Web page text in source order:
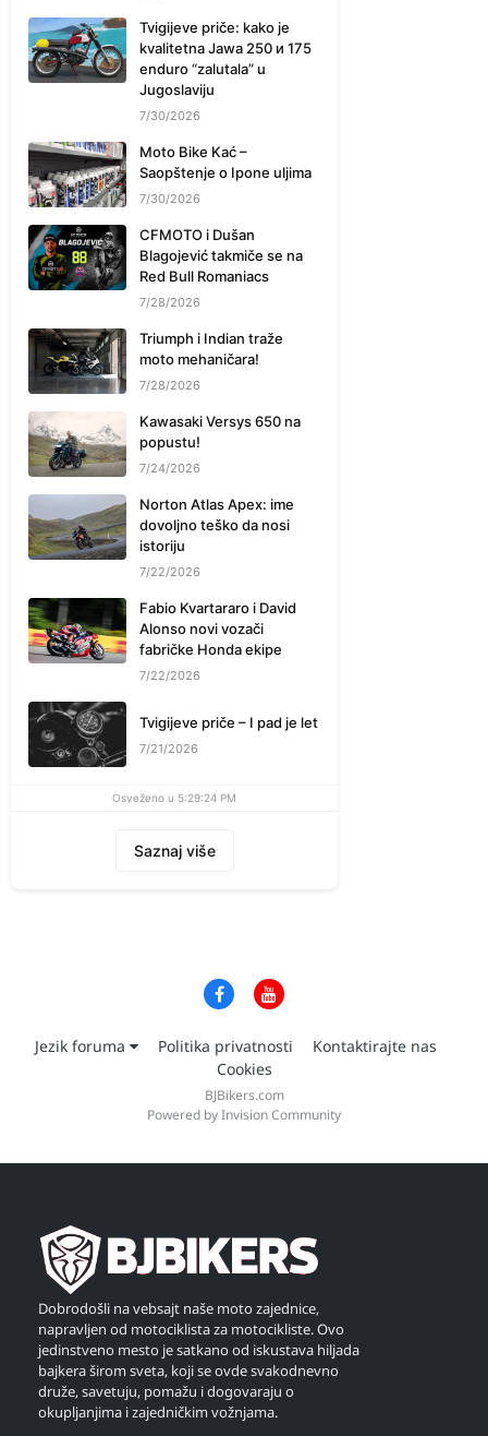
Tvigijeve priče: kako je
kvalitetna Jawa 250 и 175
enduro “zalutala” u
Jugoslaviju
7/30/2026
Moto Bike Kać –
Saopštenje o Ipone uljima
7/30/2026
CFMOTO i Dušan
Blagojević takmiče se na
Red Bull Romaniacs
7/28/2026
Triumph i Indian traže
moto mehaničara!
7/28/2026
Kawasaki Versys 650 na
popustu!
7/24/2026
Norton Atlas Apex: ime
dovoljno teško da nosi
istoriju
7/22/2026
Fabio Kvartararo i David
Alonso novi vozači
fabričke Honda ekipe
7/22/2026
Tvigijeve priče – I pad je let
7/21/2026
Osveženo u 5:29:24 PM
Saznaj više
Jezik foruma Politika privatnosti
Kontaktirajte nas
Cookies
BJBikers.com
Powered by Invision Community
Dobrodošli na vebsajt naše moto zajednice,
napravljen od motociklista za motocikliste. Ovo
jedinstveno mesto je satkano od iskustava hiljada
bajkera širom sveta, koji se ovde svakodnevno
druže, savetuju, pomažu i dogovaraju o
okupljanjima i zajedničkim vožnjama.